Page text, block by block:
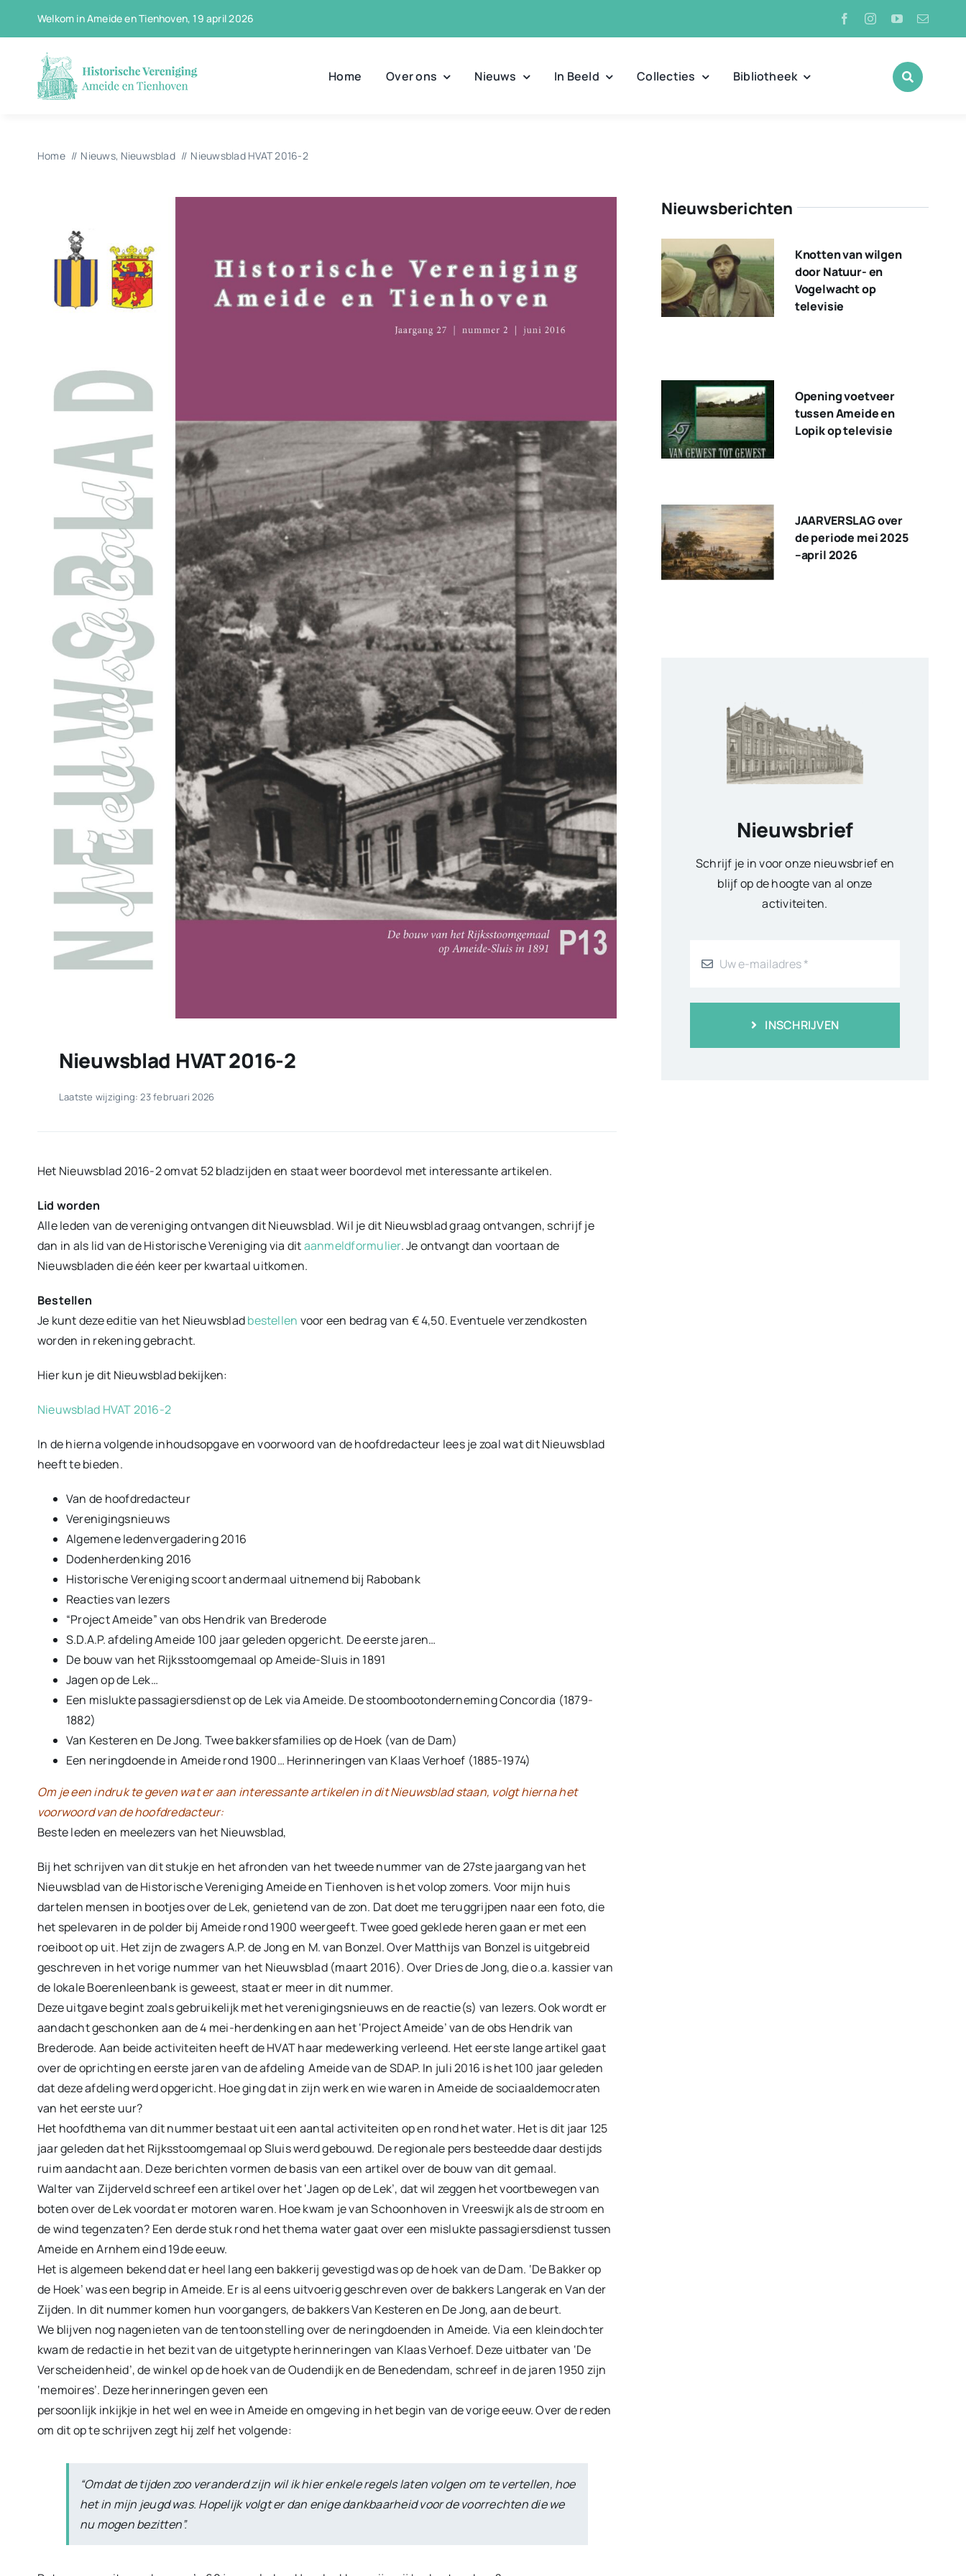
Welkom in Ameide en Tienhoven, 19 april 2026
Home Over ons Nieuws In Beeld Collecties Bibliotheek
Home Nieuws Nieuwsblad Nieuwsblad HVAT 2016-2
Nieuwsblad HVAT 2016-2
Laatste wijziging: 23 februari 2026
Het Nieuwsblad 2016-2 omvat 52 bladzijden en staat weer boordevol met interessante artikelen.
Lid worden
Alle leden van de vereniging ontvangen dit Nieuwsblad. Wil je dit Nieuwsblad graag ontvangen, schrijf je
dan in als lid van de Historische Vereniging via ditaanmeldformulier. Je ontvangt dan voortaan de
Nieuwsbladen die één keer per kwartaal uitkomen.
Bestellen
Je kunt deze editie van het Nieuwsbladbestellen voor een bedrag van € 4,50. Eventuele verzendkosten
worden in rekening gebracht.
Hier kun je dit Nieuwsblad bekijken:
Nieuwsblad HVAT 2016-2
In de hierna volgende inhoudsopgave en voorwoord van de hoofdredacteur lees je zoal wat dit Nieuwsblad
heeft te bieden.
Van de hoofdredacteur
Verenigingsnieuws
Algemene ledenvergadering 2016
Dodenherdenking 2016
Historische Vereniging scoort andermaal uitnemend bij Rabobank
Reacties van lezers
“Project Ameide” van obs Hendrik van Brederode
S.D.A.P. afdeling Ameide 100 jaar geleden opgericht. De eerste jaren…
De bouw van het Rijksstoomgemaal op Ameide-Sluis in 1891
Jagen op de Lek…
Een mislukte passagiersdienst op de Lek via Ameide. De stoombootonderneming Concordia (1879-
1882)
Van Kesteren en De Jong. Twee bakkersfamilies op de Hoek (van de Dam)
Een neringdoende in Ameide rond 1900… Herinneringen van Klaas Verhoef (1885-1974)
Om je een indruk te geven wat er aan interessante artikelen in dit Nieuwsblad staan, volgt hierna het
voorwoord van de hoofdredacteur:
Beste leden en meelezers van het Nieuwsblad,
Bij het schrijven van dit stukje en het afronden van het tweede nummer van de 27ste jaargang van het
Nieuwsblad van de Historische Vereniging Ameide en Tienhoven is het volop zomers. Voor mijn huis
dartelen mensen in bootjes over de Lek, genietend van de zon. Dat doet me teruggrijpen naar een foto, die
het spelevaren in de polder bij Ameide rond 1900 weergeeft. Twee goed geklede heren gaan er met een
roeiboot op uit. Het zijn de zwagers A.P. de Jong en M. van Bonzel. Over Matthijs van Bonzel is uitgebreid
geschreven in het vorige nummer van het Nieuwsblad (maart 2016). Over Dries de Jong, die o.a. kassier van
de lokale Boerenleenbank is geweest, staat er meer in dit nummer.
Deze uitgave begint zoals gebruikelijk met het verenigingsnieuws en de reactie(s) van lezers. Ook wordt er
aandacht geschonken aan de 4 mei-herdenking en aan het ‘Project Ameide’ van de obs Hendrik van
Brederode. Aan beide activiteiten heeft de HVAT haar medewerking verleend. Het eerste lange artikel gaat
over de oprichting en eerste jaren van de afdeling Ameide van de SDAP. In juli 2016 is het 100 jaar geleden
dat deze afdeling werd opgericht. Hoe ging dat in zijn werk en wie waren in Ameide de sociaaldemocraten
van het eerste uur?
Het hoofdthema van dit nummer bestaat uit een aantal activiteiten op en rond het water. Het is dit jaar 125
jaar geleden dat het Rijksstoomgemaal op Sluis werd gebouwd. De regionale pers besteedde daar destijds
ruim aandacht aan. Deze berichten vormen de basis van een artikel over de bouw van dit gemaal.
Walter van Zijderveld schreef een artikel over het ‘Jagen op de Lek’, dat wil zeggen het voortbewegen van
boten over de Lek voordat er motoren waren. Hoe kwam je van Schoonhoven in Vreeswijk als de stroom en
de wind tegenzaten? Een derde stuk rond het thema water gaat over een mislukte passagiersdienst tussen
Ameide en Arnhem eind 19de eeuw.
Het is algemeen bekend dat er heel lang een bakkerij gevestigd was op de hoek van de Dam. ‘De Bakker op
de Hoek’ was een begrip in Ameide. Er is al eens uitvoerig geschreven over de bakkers Langerak en Van der
Zijden. In dit nummer komen hun voorgangers, de bakkers Van Kesteren en De Jong, aan de beurt.
We blijven nog nagenieten van de tentoonstelling over de neringdoenden in Ameide. Via een kleindochter
kwam de redactie in het bezit van de uitgetypte herinneringen van Klaas Verhoef. Deze uitbater van ‘De
Verscheidenheid’, de winkel op de hoek van de Oudendijk en de Benedendam, schreef in de jaren 1950 zijn
‘memoires’. Deze herinneringen geven een
persoonlijk inkijkje in het wel en wee in Ameide en omgeving in het begin van de vorige eeuw. Over de reden
om dit op te schrijven zegt hij zelf het volgende:
“Omdat de tijden zoo veranderd zijn wil ik hier enkele regels laten volgen om te vertellen, hoe
het in mijn jeugd was. Hopelijk volgt er dan enige dankbaarheid voor de voorrechten die we
nu mogen bezitten”.
Nieuwsberichten
Knotten van wilgen
door Natuur- en
Vogelwacht op
televisie
Opening voetveer
tussen Ameide en
Lopik op televisie
JAARVERSLAG over
de periode mei 2025
–april 2026
Nieuwsbrief
Schrijf je in voor onze nieuwsbrief en
blijf op de hoogte van al onze
activiteiten.
INSCHRIJVEN